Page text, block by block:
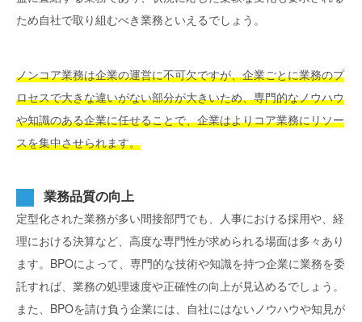
ため自社で取り組むべき業務といえるでしょう。
ノンコア業務は企業の運営に不可欠ですが、企業ごとに業務のプ
ロセスで大きな違いがない部分が大きいため、専門的なノウハウ
や知識のある企業に任せることで、企業はよりコア業務にリソー
スを集中させられます。
業務品質の向上
定型化された業務が多い間接部門でも、人事における採用や、経
理における決算など、高度な専門性が求められる場面は多々あり
ます。BPOによって、専門的な技術や知識を持つ企業に業務を委
託すれば、業務の処理速度や正確性の向上が見込めるでしょう。
また、BPOを請け負う企業には、自社にはないノウハウや知見が